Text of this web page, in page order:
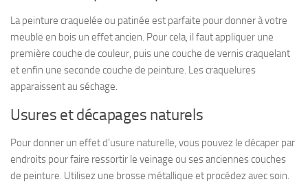
La peinture craquelée ou patinée est parfaite pour donner à votre
meuble en bois un effet ancien. Pour cela, il faut appliquer une
première couche de couleur, puis une couche de vernis craquelant
et enfin une seconde couche de peinture. Les craquelures
apparaissent au séchage.
Usures et décapages naturels
Pour donner un effet d’usure naturelle, vous pouvez le décaper par
endroits pour faire ressortir le veinage ou ses anciennes couches
de peinture. Utilisez une brosse métallique et procédez avec soin.